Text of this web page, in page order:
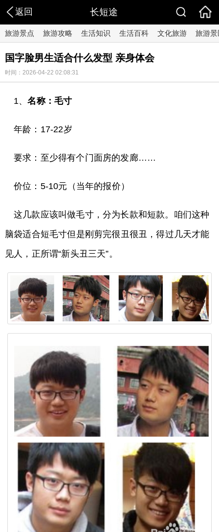
返回 长短途
旅游景点 旅游攻略 生活知识 生活百科 文化旅游 旅游景
国字脸男生适合什么发型 亲身体会
时间：2026-04-22 02:08:31
1、名称：毛寸
年龄：17-22岁
要求：至少得有个门面房的发廊……
价位：5-10元（当年的报价）
这几款应该叫做毛寸，分为长款和短款。咱们这种
脑袋适合短毛寸但是刚剪完很丑很丑，得过几天才能
见人，正所谓“新头丑三天”。